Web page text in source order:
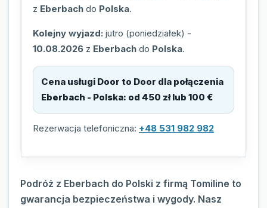
z Eberbach do Polska.
Kolejny wyjazd: jutro (poniedziałek) -
10.08.2026 z Eberbach do Polska.
Cena usługi Door to Door dla połączenia
Eberbach - Polska: od 450 zł lub 100 €
Rezerwacja telefoniczna: +48 531 982 982
Podróż z Eberbach do Polski z firmą Tomiline to
gwarancja bezpieczeństwa i wygody. Nasz